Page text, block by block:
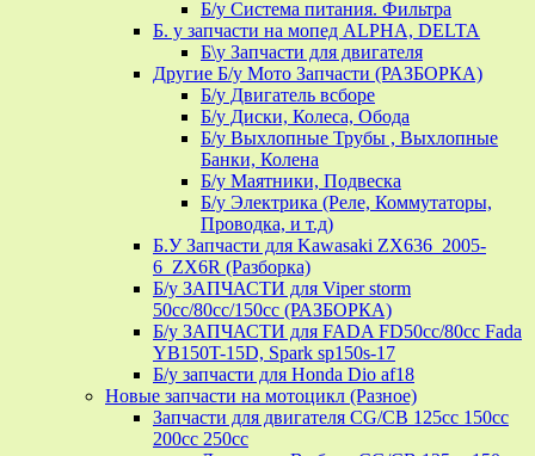
Б/у Система питания. Фильтра
Б. у запчасти на мопед ALPHA, DELTA
Б\у Запчасти для двигателя
Другие Б/у Мото Запчасти (РАЗБОРКА)
Б/у Двигатель всборе
Б/у Диски, Колеса, Обода
Б/у Выхлопные Трубы , Выхлопные
Банки, Колена
Б/у Маятники, Подвеска
Б/у Электрика (Реле, Коммутаторы,
Проводка, и т.д)
Б.У Запчасти для Kawasaki ZX636_2005-
6_ZX6R (Разборка)
Б/у ЗАПЧАСТИ для Viper storm
50cc/80cc/150cc (РАЗБОРКА)
Б/у ЗАПЧАСТИ для FADA FD50cc/80cc Fada
YB150T-15D, Spark sp150s-17
Б/у запчасти для Honda Dio af18
Новые запчасти на мотоцикл (Разное)
Запчасти для двигателя CG/CB 125cc 150cc
200cc 250cc